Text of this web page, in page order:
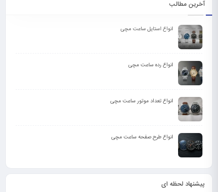
آخرین مطالب
انواع استایل ساعت مچی
انواع رده ساعت مچی
انواع تعداد موتور ساعت مچی
انواع طرح صفحه ساعت مچی
پیشنهاد لحظه ای